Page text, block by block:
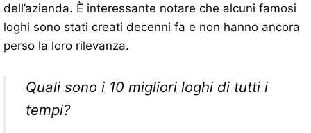
dell’azienda. È interessante notare che alcuni famosi
loghi sono stati creati decenni fa e non hanno ancora
perso la loro rilevanza.
Quali sono i 10 migliori loghi di tutti i
tempi?